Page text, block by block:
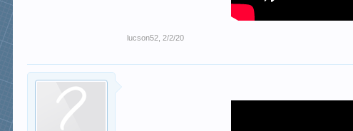
lucson52 2/2/20